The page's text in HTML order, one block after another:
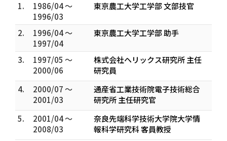
1.
1986/04 ～
1996/03
東京農工大学工学部 文部技官
2.
1996/04 ～
1997/04
東京農工大学工学部 助手
3.
1997/05 ～
2000/06
株式会社ヘリックス研究所 主任
研究員
4.
2000/07 ～
2001/03
通産省工業技術院電子技術総合
研究所 主任研究官
5.
2001/04 ～
2008/03
奈良先端科学技術大学院大学情
報科学研究科 客員教授